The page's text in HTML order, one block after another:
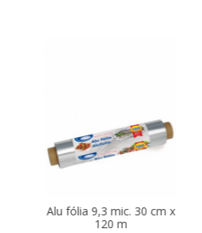
Alu fólia 9,3 mic. 30 cm x